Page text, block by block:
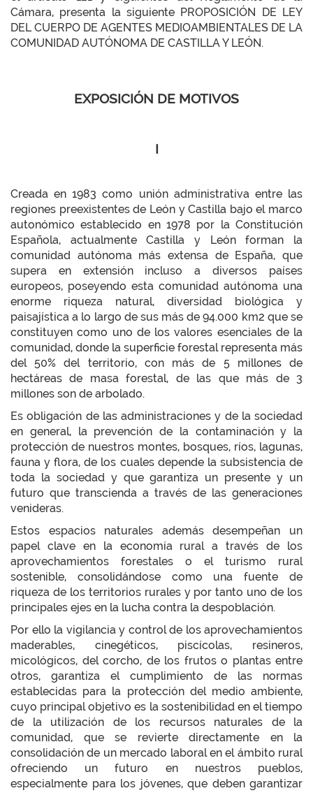
Cámara, presenta la siguiente PROPOSICIÓN DE LEY
DEL CUERPO DE AGENTES MEDIOAMBIENTALES DE LA
COMUNIDAD AUTÓNOMA DE CASTILLA Y LEÓN.
EXPOSICIÓN DE MOTIVOS
I
Creada en 1983 como unión administrativa entre las
regiones preexistentes de León y Castilla bajo el marco
autonómico establecido en 1978 por la Constitución
Española, actualmente Castilla y León forman la
comunidad autónoma más extensa de España, que
supera en extensión incluso a diversos países
europeos, poseyendo esta comunidad autónoma una
enorme riqueza natural, diversidad biológica y
paisajística a lo largo de sus más de 94.000 km2 que se
constituyen como uno de los valores esenciales de la
comunidad, donde la superficie forestal representa más
del 50% del territorio, con más de 5 millones de
hectáreas de masa forestal, de las que más de 3
millones son de arbolado.
Es obligación de las administraciones y de la sociedad
en general, la prevención de la contaminación y la
protección de nuestros montes, bosques, ríos, lagunas,
fauna y flora, de los cuales depende la subsistencia de
toda la sociedad y que garantiza un presente y un
futuro que transcienda a través de las generaciones
venideras.
Estos espacios naturales además desempeñan un
papel clave en la economía rural a través de los
aprovechamientos forestales o el turismo rural
sostenible, consolidándose como una fuente de
riqueza de los territorios rurales y por tanto uno de los
principales ejes en la lucha contra la despoblación.
Por ello la vigilancia y control de los aprovechamientos
maderables, cinegéticos, piscícolas, resineros,
micológicos, del corcho, de los frutos o plantas entre
otros, garantiza el cumplimiento de las normas
establecidas para la protección del medio ambiente,
cuyo principal objetivo es la sostenibilidad en el tiempo
de la utilización de los recursos naturales de la
comunidad, que se revierte directamente en la
consolidación de un mercado laboral en el ámbito rural
ofreciendo un futuro en nuestros pueblos,
especialmente para los jóvenes, que deben garantizar